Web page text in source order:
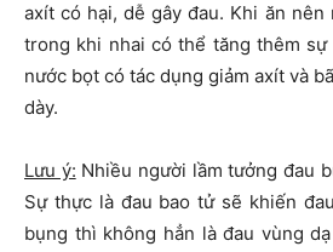
axít có hại, dễ gây đau. Khi ăn nên
trong khi nhai có thể tăng thêm
nước bọt có tác dụng giảm axít và
dày.
Lưu ý: Nhiều người lầm tưởng đau
Sự thực là đau bao tử sẽ khiến
bụng thì không hẳn là đau vùng